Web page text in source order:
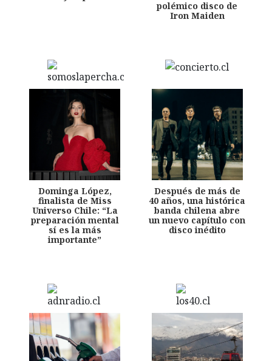
polémico disco de
Iron Maiden
Dominga López,
finalista de Miss
Universo Chile: “La
preparación mental
sí es la más
importante”
Después de más de
40 años, una histórica
banda chilena abre
un nuevo capítulo con
disco inédito